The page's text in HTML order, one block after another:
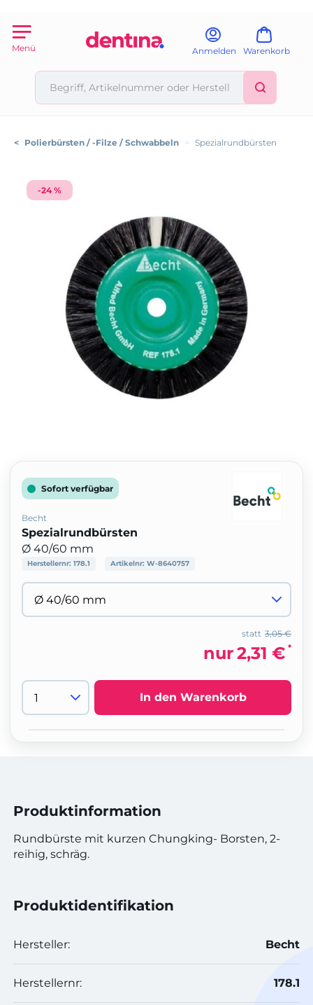
Menü Anmelden Warenkorb
< Polierbürsten / -Filze / Schwabbeln > Spezialrundbürsten
-24 %
Sofort verfügbar
Becht
Spezialrundbürsten
Ø 40/60 mm
Herstellernr: 178.1 Artikelnr: W-8640757
3,05 €
statt
nur2,31 € *
In den Warenkorb
Produktinformation
Rundbürste mit kurzen Chungking- Borsten, 2-
reihig, schräg.
Produktidentifikation
Hersteller: Becht
Herstellernr: 178.1